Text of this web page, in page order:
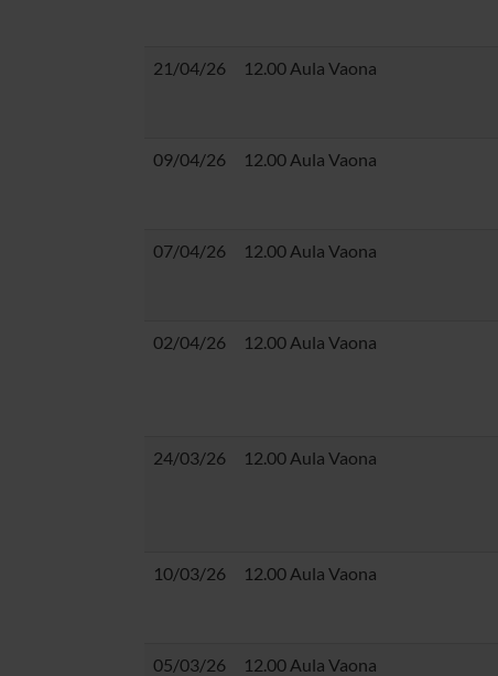
21/04/26 12.00 Aula Vaona
09/04/26 12.00 Aula Vaona
07/04/26 12.00 Aula Vaona
02/04/26 12.00 Aula Vaona
24/03/26 12.00 Aula Vaona
10/03/26 12.00 Aula Vaona
05/03/26 12.00 Aula Vaona